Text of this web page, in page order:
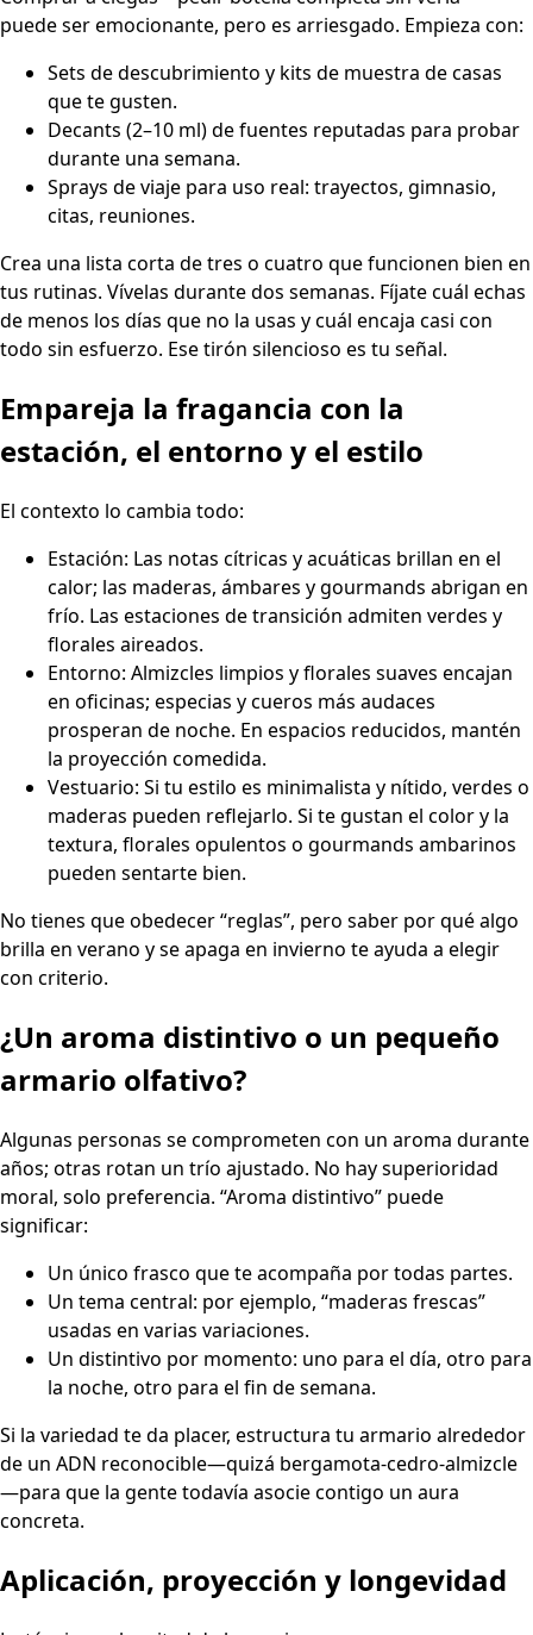
puede ser emocionante, pero es arriesgado. Empieza con:
Sets de descubrimiento y kits de muestra de casas
que te gusten.
Decants (2–10 ml) de fuentes reputadas para probar
durante una semana.
Sprays de viaje para uso real: trayectos, gimnasio,
citas, reuniones.
Crea una lista corta de tres o cuatro que funcionen bien en
tus rutinas. Vívelas durante dos semanas. Fíjate cuál echas
de menos los días que no la usas y cuál encaja casi con
todo sin esfuerzo. Ese tirón silencioso es tu señal.
Empareja la fragancia con la
estación, el entorno y el estilo
El contexto lo cambia todo:
Estación: Las notas cítricas y acuáticas brillan en el
calor; las maderas, ámbares y gourmands abrigan en
frío. Las estaciones de transición admiten verdes y
florales aireados.
Entorno: Almizcles limpios y florales suaves encajan
en oficinas; especias y cueros más audaces
prosperan de noche. En espacios reducidos, mantén
la proyección comedida.
Vestuario: Si tu estilo es minimalista y nítido, verdes o
maderas pueden reflejarlo. Si te gustan el color y la
textura, florales opulentos o gourmands ambarinos
pueden sentarte bien.
No tienes que obedecer “reglas”, pero saber por qué algo
brilla en verano y se apaga en invierno te ayuda a elegir
con criterio.
¿Un aroma distintivo o un pequeño
armario olfativo?
Algunas personas se comprometen con un aroma durante
años; otras rotan un trío ajustado. No hay superioridad
moral, solo preferencia. “Aroma distintivo” puede
significar:
Un único frasco que te acompaña por todas partes.
Un tema central: por ejemplo, “maderas frescas”
usadas en varias variaciones.
Un distintivo por momento: uno para el día, otro para
la noche, otro para el fin de semana.
Si la variedad te da placer, estructura tu armario alrededor
de un ADN reconocible—quizá bergamota-cedro-almizcle
—para que la gente todavía asocie contigo un aura
concreta.
Aplicación, proyección y longevidad